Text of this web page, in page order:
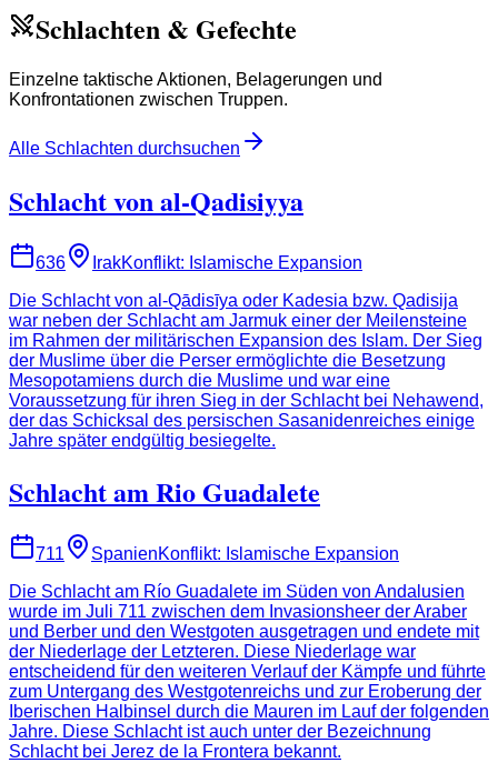
Schlachten & Gefechte
Einzelne taktische Aktionen, Belagerungen und
Konfrontationen zwischen Truppen.
Alle Schlachten durchsuchen
Schlacht von al-Qadisiyya
636 IrakKonflikt: Islamische Expansion
Die Schlacht von al-Qādisīya oder Kadesia bzw. Qadisija
war neben der Schlacht am Jarmuk einer der Meilensteine
im Rahmen der militärischen Expansion des Islam. Der Sieg
der Muslime über die Perser ermöglichte die Besetzung
Mesopotamiens durch die Muslime und war eine
Voraussetzung für ihren Sieg in der Schlacht bei Nehawend,
der das Schicksal des persischen Sasanidenreiches einige
Jahre später endgültig besiegelte.
Schlacht am Rio Guadalete
711 SpanienKonflikt: Islamische Expansion
Die Schlacht am Río Guadalete im Süden von Andalusien
wurde im Juli 711 zwischen dem Invasionsheer der Araber
und Berber und den Westgoten ausgetragen und endete mit
der Niederlage der Letzteren. Diese Niederlage war
entscheidend für den weiteren Verlauf der Kämpfe und führte
zum Untergang des Westgotenreichs und zur Eroberung der
Iberischen Halbinsel durch die Mauren im Lauf der folgenden
Jahre. Diese Schlacht ist auch unter der Bezeichnung
Schlacht bei Jerez de la Frontera bekannt.